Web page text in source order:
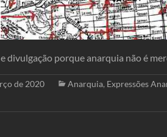
divulgação porque anarquia não é
de 2020 Anarquia, Expressões